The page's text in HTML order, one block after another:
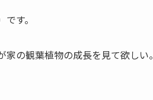
す。
家の観葉植物の成長を見て欲しい。